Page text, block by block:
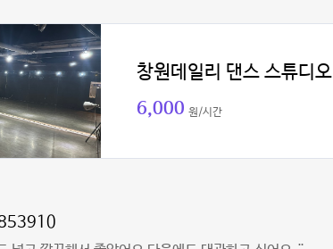
창원데일리 댄스 스튜디오
6,000 원/시간